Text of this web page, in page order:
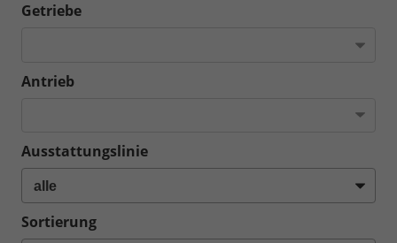
Getriebe
Antrieb
Ausstattungslinie
Sortierung